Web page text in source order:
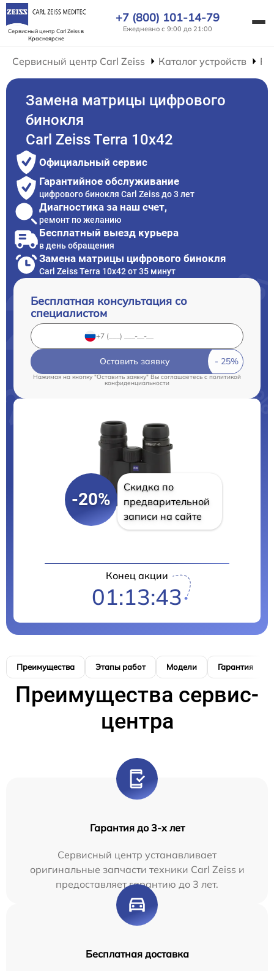
Сервисный центр Carl Zeissв
Красноярске
+7 (800) 101-14-79
Ежедневно с 9:00 до 21:00
Сервисный центр Carl Zeiss Каталог устройств
Замена матрицы цифрового
бинокля
Carl Zeiss Terra 10x42
Официальный сервис
Гарантийное обслуживание
цифрового бинокля Carl Zeiss до 3 лет
Диагностика за наш счет,
ремонт по желанию
Бесплатный выезд курьера
в день обращения
Замена матрицы цифрового бинокля
Carl Zeiss Terra 10x42 от 35 минут
Бесплатная консультация со
специалистом
Оставить заявку
Нажимая на кнопку "Оставить заявку" Вы соглашаетесь cполитикой
конфиденциальности
-20%
Скидка по
предварительной
записи на сайте
Конец акции
01:13:42
Преимущества Этапы работ Модели Гарантия
Преимущества сервис-
центра
Гарантия до 3-х лет
Сервисный центр устанавливает
оригинальные запчасти техники Carl Zeiss и
предоставляет гарантию до 3 лет.
Бесплатная доставка